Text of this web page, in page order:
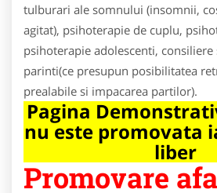
tulburari ale somnului (insomnii,
agitat), psihoterapie de cuplu,
psihoterapie adolescenti,
parinti(ce presupun posibilitatea
prealabile si impacarea partilor).
Pagina
nu este promovata
liber
Promovare